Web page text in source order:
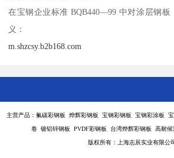
在宝钢企业标准 BQB440—99 中对涂层钢板
义：
m.shzcsy.b2b168.com
主营产品：氟碳彩钢板 烨辉彩钢板 宝钢彩钢板 宝钢彩涂板
卷 镀铝锌钢板 PVDF彩钢板 台湾烨辉彩钢板 高耐
版权所有：上海志辰实业有限公